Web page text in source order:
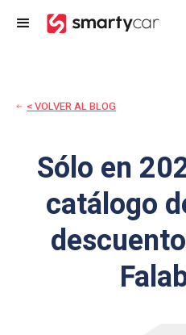
< VOLVER AL BLOG
Sólo en
catálogo